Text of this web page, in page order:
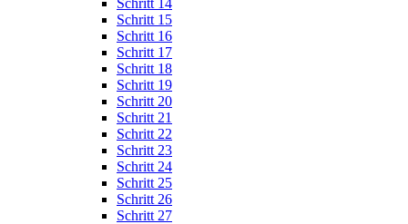
Schritt 14
Schritt 15
Schritt 16
Schritt 17
Schritt 18
Schritt 19
Schritt 20
Schritt 21
Schritt 22
Schritt 23
Schritt 24
Schritt 25
Schritt 26
Schritt 27